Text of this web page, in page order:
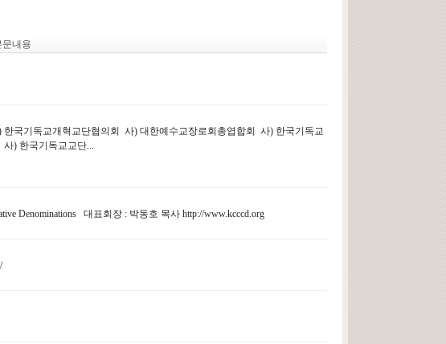
문내용
국기독교개혁교단협의회 사) 대한예수교장로회총엽합회 사) 한국기독교
) 한국기독교교단...
Denominations 대표회장 : 박동호 목사 http://www.kcccd.org